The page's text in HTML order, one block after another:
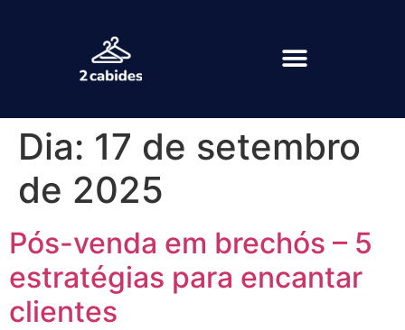
Dia: 17 de setembro
de 2025
Pós-venda em brechós – 5
estratégias para encantar
clientes